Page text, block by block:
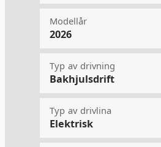
Modellår
2026
Typ av drivning
Bakhjulsdrift
Typ av drivlina
Elektrisk